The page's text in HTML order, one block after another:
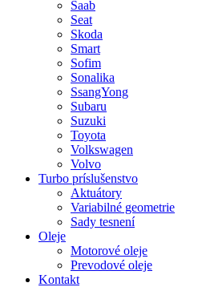
Saab
Seat
Skoda
Smart
Sofim
Sonalika
SsangYong
Subaru
Suzuki
Toyota
Volkswagen
Volvo
Turbo príslušenstvo
Aktuátory
Variabilné geometrie
Sady tesnení
Oleje
Motorové oleje
Prevodové oleje
Kontakt